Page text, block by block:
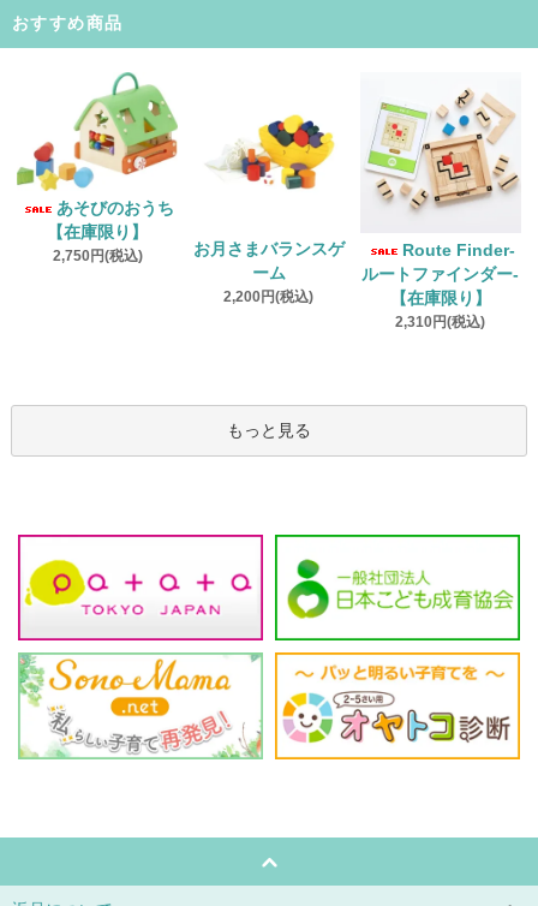
おすすめ商品
あそびのおうち
【在庫限り】
2,750円(税込)
お月さまバランスゲ
ーム
2,200円(税込)
Route Finder‐
ルートファインダー‐
【在庫限り】
2,310円(税込)
もっと見る